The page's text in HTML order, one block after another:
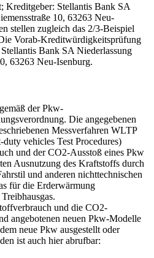
Kreditgeber: Stellantis Bank SA
10, 63263 Neu-
stellen zugleich das 2/3-Beispiel
Vorab-Kreditwürdigkeitsprüfung
Bank SA Niederlassung
63263 Neu-Isenburg.
der Pkw-
Die angegebenen
Messverfahren WLTP
vehicles Test Procedures)
und der CO2-Ausstoß eines Pkw
Ausnutzung des Kraftstoffs durch
und anderen nichttechnischen
für die Erderwärmung
und die CO2-
angebotenen neuen Pkw-Modelle
neue Pkw ausgestellt oder
ist auch hier abrufbar: